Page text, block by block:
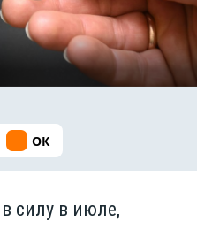
ОК
силу в июле,